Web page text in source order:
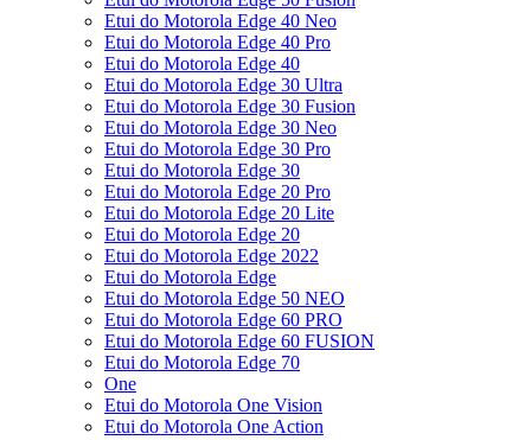
Etui do Motorola Edge 40 Neo
Etui do Motorola Edge 40 Pro
Etui do Motorola Edge 40
Etui do Motorola Edge 30 Ultra
Etui do Motorola Edge 30 Fusion
Etui do Motorola Edge 30 Neo
Etui do Motorola Edge 30 Pro
Etui do Motorola Edge 30
Etui do Motorola Edge 20 Pro
Etui do Motorola Edge 20 Lite
Etui do Motorola Edge 20
Etui do Motorola Edge 2022
Etui do Motorola Edge
Etui do Motorola Edge 50 NEO
Etui do Motorola Edge 60 PRO
Etui do Motorola Edge 60 FUSION
Etui do Motorola Edge 70
One
Etui do Motorola One Vision
Etui do Motorola One Action